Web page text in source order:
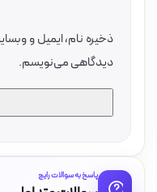
ذخیره نام، ایمیل و
دیدگاهی می‌نویسم.
پاسخ به سوالات رایج